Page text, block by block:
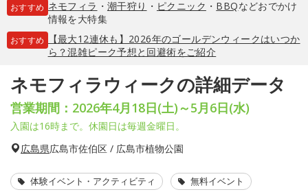
おすすめ ネモフィラ ・ 潮干狩り ・ ピクニック ・ BBQなどおでかけ
情報を大特集
おすすめ
【最大12連休も】2026年のゴールデンウィークはいつか
ら？混雑ピーク予想と回避術をご紹介
ネモフィラウィークの詳細データ
営業期間：2026年4月18日(土)～5月6日(水)
入園は16時まで。休園日は毎週金曜日。
広島県広島市佐伯区 / 広島市植物公園
体験イベント・アクティビティ 無料イベント